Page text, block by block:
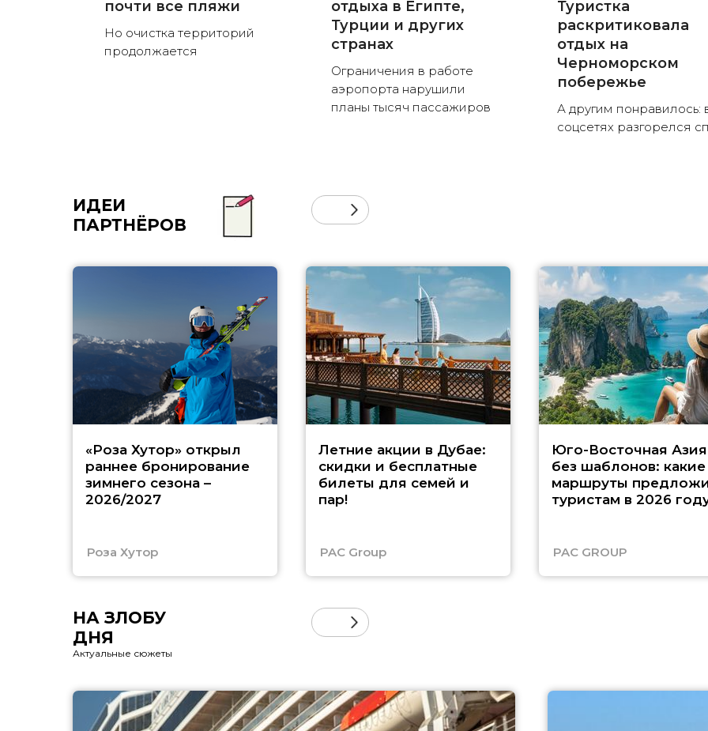
почти все пляжи
Но очистка территорий
продолжается
отдыха в Египте,
Турции и других
странах
Ограничения в работе
аэропорта нарушили
планы тысяч пассажиров
Туристка
раскритиковала
отдых на
Черноморском
побережье
А другим понравилось:
соцсетях разгорелся
ИДЕИ
ПАРТНЁРОВ
«Роза Хутор» открыл
раннее бронирование
зимнего сезона –
2026/2027
Роза Хутор
Летние акции в Дубае:
скидки и бесплатные
билеты для семей и
пар!
PAC Group
Юго-Восточная Азия
без шаблонов: какие
маршруты
туристам в 2026
PAC GROUP
НА ЗЛОБУ
ДНЯ
Актуальные сюжеты